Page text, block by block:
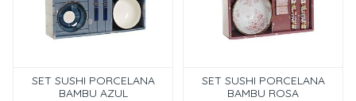
SET SUSHI PORCELANA
BAMBU AZUL
SET SUSHI PORCELANA
BAMBU ROSA